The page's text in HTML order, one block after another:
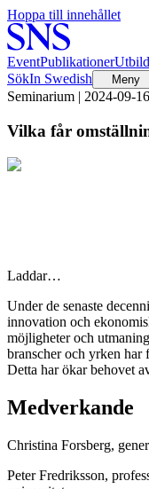
Hoppa till innehållet
EventPublikationer
SökIn Swedish Meny
Seminarium | 2024-09-16
Vilka får
Laddar…
Under de senaste
innovation och
möjligheter och
branscher och yrken har
Detta har ökar behovet
Medverkande
Christina Forsberg,
Peter Fredriksson,